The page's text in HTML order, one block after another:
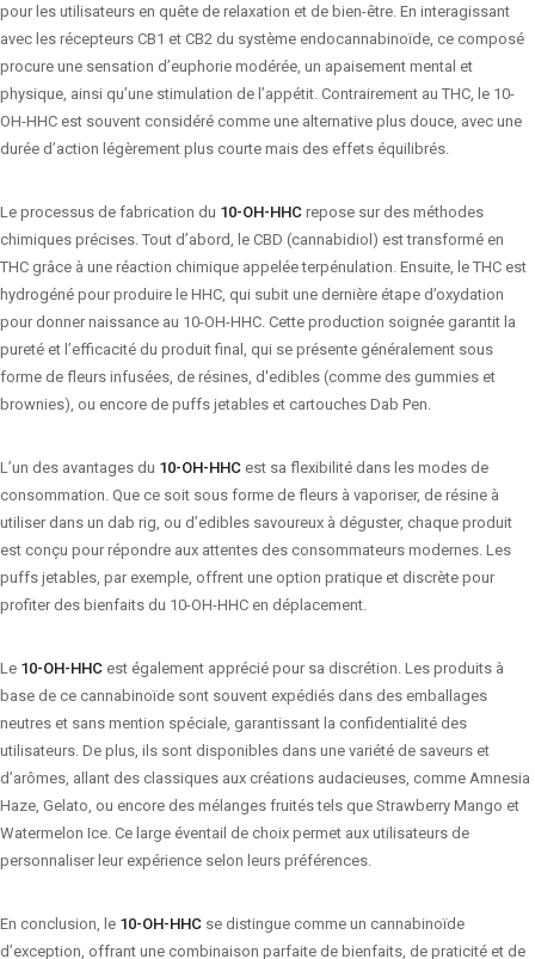
pour les utilisateurs en quête de relaxation et de bien-être. En interagissant
avec les récepteurs CB1 et CB2 du système endocannabinoïde, ce composé
procure une sensation d’euphorie modérée, un apaisement mental et
physique, ainsi qu’une stimulation de l’appétit. Contrairement au THC, le 10-
OH-HHC est souvent considéré comme une alternative plus douce, avec une
durée d’action légèrement plus courte mais des effets équilibrés.
Le processus de fabrication du 10-OH-HHC repose sur des méthodes
chimiques précises. Tout d’abord, le CBD (cannabidiol) est transformé en
THC grâce à une réaction chimique appelée terpénulation. Ensuite, le THC est
hydrogéné pour produire le HHC, qui subit une dernière étape d’oxydation
pour donner naissance au 10-OH-HHC. Cette production soignée garantit la
pureté et l’efficacité du produit final, qui se présente généralement sous
forme de fleurs infusées, de résines, d'edibles (comme des gummies et
brownies), ou encore de puffs jetables et cartouches Dab Pen.
L’un des avantages du 10-OH-HHC est sa flexibilité dans les modes de
consommation. Que ce soit sous forme de fleurs à vaporiser, de résine à
utiliser dans un dab rig, ou d’edibles savoureux à déguster, chaque produit
est conçu pour répondre aux attentes des consommateurs modernes. Les
puffs jetables, par exemple, offrent une option pratique et discrète pour
profiter des bienfaits du 10-OH-HHC en déplacement.
Le 10-OH-HHC est également apprécié pour sa discrétion. Les produits à
base de ce cannabinoïde sont souvent expédiés dans des emballages
neutres et sans mention spéciale, garantissant la confidentialité des
utilisateurs. De plus, ils sont disponibles dans une variété de saveurs et
d’arômes, allant des classiques aux créations audacieuses, comme Amnesia
Haze, Gelato, ou encore des mélanges fruités tels que Strawberry Mango et
Watermelon Ice. Ce large éventail de choix permet aux utilisateurs de
personnaliser leur expérience selon leurs préférences.
En conclusion, le 10-OH-HHC se distingue comme un cannabinoïde
d’exception, offrant une combinaison parfaite de bienfaits, de praticité et de